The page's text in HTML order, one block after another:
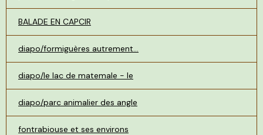
BALADE EN CAPCIR
diapo/formiguères autrement...
diapo/le lac de matemale - le
diapo/parc animalier des angle
fontrabiouse et ses environs